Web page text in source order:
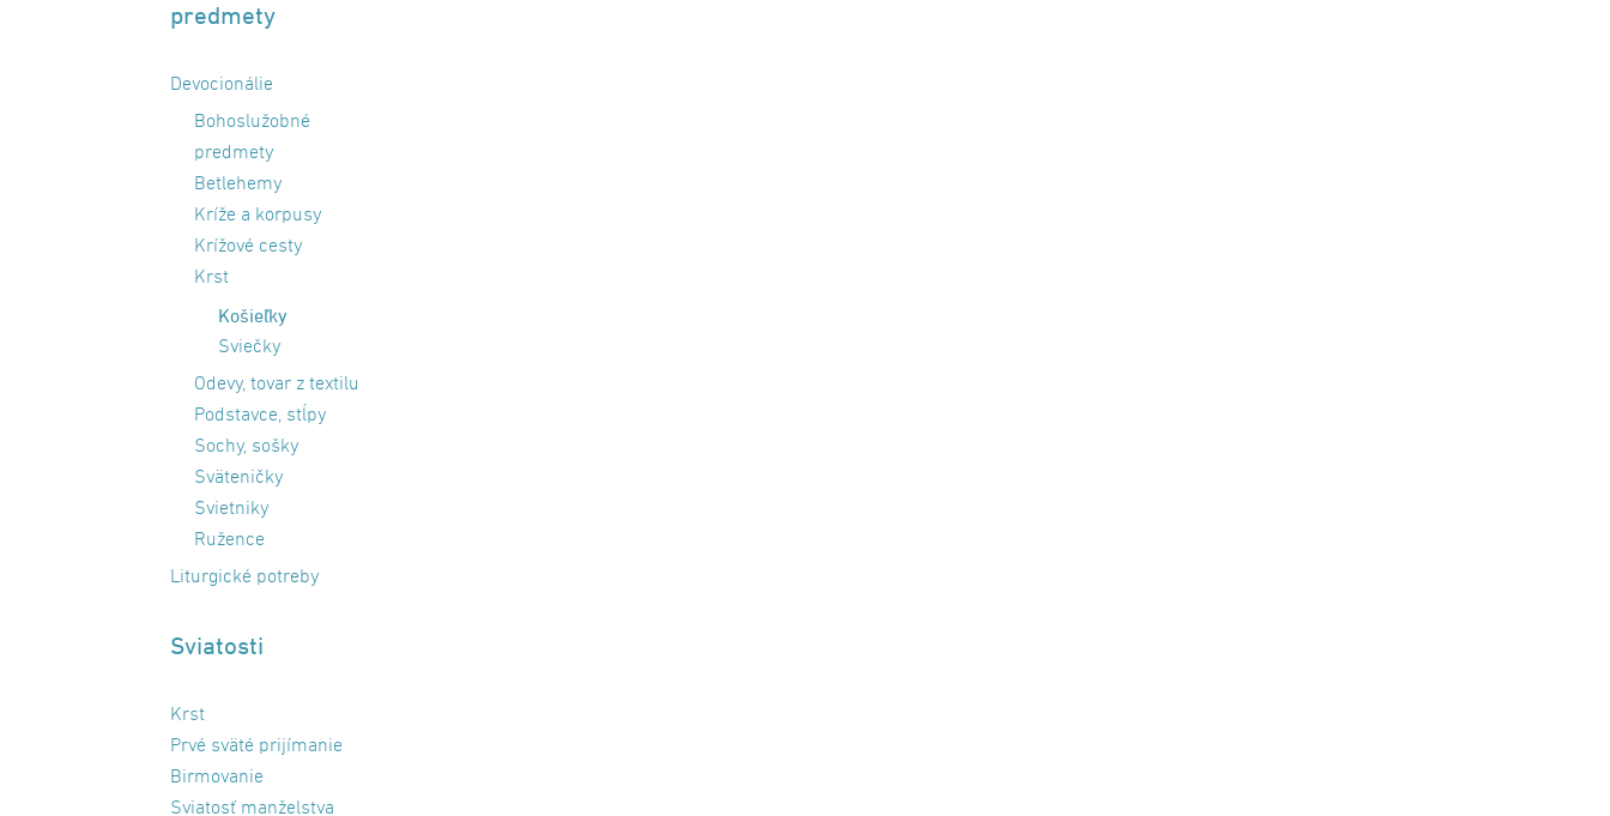
predmety
Devocionálie
Bohoslužobné
predmety
Betlehemy
Kríže a korpusy
Krížové cesty
Krst
Košieľky
Sviečky
Odevy, tovar z textilu
Podstavce, stĺpy
Sochy, sošky
Sväteničky
Svietniky
Ružence
Liturgické potreby
Sviatosti
Krst
Prvé sväté prijímanie
Birmovanie
Sviatosť manželstva